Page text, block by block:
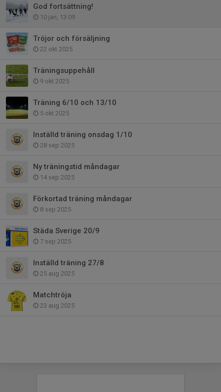
God fortsättning!
10 jan, 13:09
Tröjor och försäljning
22 okt 2025
Träningsuppehåll
9 okt 2025
Träning 6/10 och 13/10
5 okt 2025
Inställd träning onsdag 1/10
28 sep 2025
Ny träningstid måndagar
14 sep 2025
Förkortad träning måndagar
8 sep 2025
Städa Sverige 20/9
7 sep 2025
Inställd träning 27/8
25 aug 2025
Matchtröja
23 aug 2025